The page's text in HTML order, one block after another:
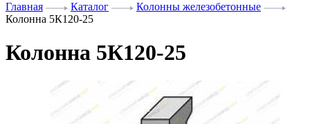
Главная Каталог
Колонны железобетонные
Колонна 5К120-25
Колонна 5К120-25